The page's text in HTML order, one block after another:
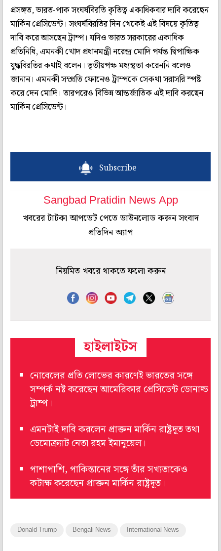
প্রসঙ্গত, ভারত-পাক সংঘর্ষবিরতি কৃতিত্ব একাধিকবার দাবি করেছেন
মার্কিন প্রেসিডেন্ট। সংঘর্ষবিরতির দিন থেকেই এই বিষয়ে কৃতিত্ব
দাবি করে আসছেন ট্রাম্প। যদিও ভারত সরকারের একাধিক
প্রতিনিধি, এমনকী খোদ প্রধানমন্ত্রী নরেন্দ্র মোদি পর্যন্ত দ্বিপাক্ষিক
যুদ্ধবিরতির কথাই বলেন। তৃতীয়পক্ষ মধ্যস্থতা করেননি বলেও
জানান। এমনকী সম্প্রতি ফোনেও ট্রাম্পকে সেকথা সরাসরি স্পষ্ট
করে দেন মোদি। তারপরেও বিভিন্ন আন্তর্জাতিক এই দাবি করছেন
মার্কিন প্রেসিডেন্ট।
Subscribe
Sangbad Pratidin News App
খবরের টাটকা আপডেট পেতে ডাউনলোড করুন সংবাদ
প্রতিদিন অ্যাপ
নিয়মিত খবরে থাকতে ফলো করুন
হাইলাইটস
নোবেলের প্রতি লোভের কারণেই ভারতের সঙ্গে
সম্পর্ক নষ্ট করেছেন আমেরিকার প্রেসিডেন্ট ডোনাল্ড
ট্রাম্প।
এমনটাই দাবি করলেন প্রাক্তন মার্কিন রাষ্ট্রদূত তথা
ডেমোক্র্যাট নেতা রহম ইমানুয়েল।
পাশাপাশি, পাকিস্তানের সঙ্গে তাঁর সখ্যতাকেও
কটাক্ষ করেছেন প্রাক্তন মার্কিন রাষ্ট্রদূত।
Donald Trump Bengali News International News